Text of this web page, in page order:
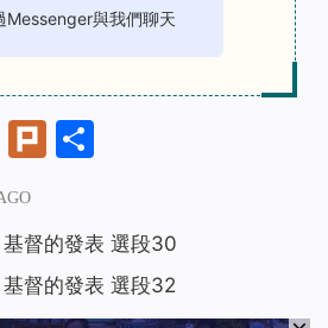
Messenger與我們聊天
Twitter
Plurk
督的發表 選段30
督的發表 選段32